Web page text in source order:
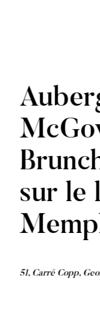
sur le
51, Carré Copp,